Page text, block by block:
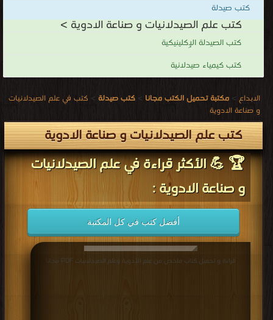
كتب صيدلة
كتب علم الصيدلانيات و صناعة الادوية >
كتب الصيدلة الإِكلينيكية
كتب كيمياء صيدلانية
الابداع > مكتبة تحميل الكتب مجانا > كتب صيدلة > كتب في علم الصيدلانيات
و صناعة الادوية
كتب علم الصيدلانيات و صناعة الادوية
🏆 💪 الأكثر قراءة في علم الصيدلانيات
و صناعة الادوية :
أفضل كتب في كل المكتبة
قراءة و تحميل كتاب ملخص من علم الأدوية وعلم الصيدلانيات PDF مجانا